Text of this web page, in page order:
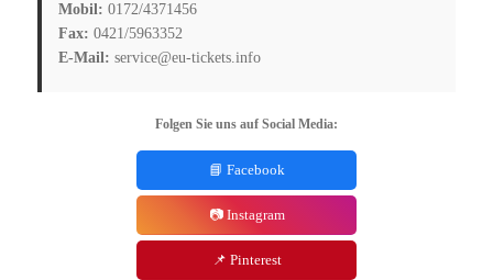
Mobil: 0172/4371456
Fax: 0421/5963352
E-Mail: service@eu-tickets.info
Folgen Sie uns auf Social Media:
📘 Facebook
📷 Instagram
📌 Pinterest